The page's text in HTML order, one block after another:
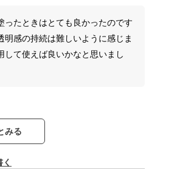
ったときはとても良かったのです
感の持続は難しいように感じま
して使えば良いかなと思いまし
みる